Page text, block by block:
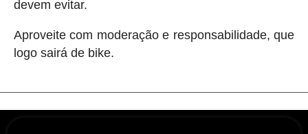
devem evitar.
Aproveite com moderação e responsabilidade, que
logo sairá de bike.